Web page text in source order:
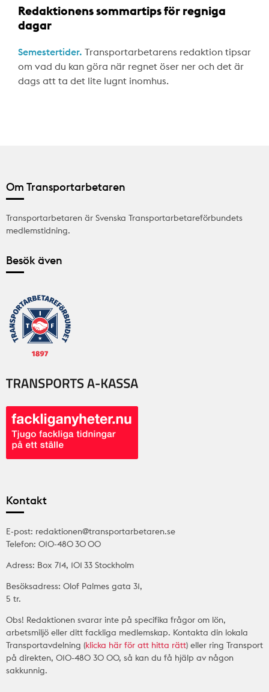
Redaktionens sommartips för regniga
dagar
Semestertider. Transportarbetarens redaktion tipsar
om vad du kan göra när regnet öser ner och det är
dags att ta det lite lugnt inomhus.
Om Transportarbetaren
Transportarbetaren är Svenska Transportarbetareförbundets
medlemstidning.
Besök även
Kontakt
E-post: redaktionen@transportarbetaren.se
Telefon: 010-480 30 00
Adress: Box 714, 101 33 Stockholm
Besöksadress: Olof Palmes gata 31,
5 tr.
Obs! Redaktionen svarar inte på specifika frågor om lön,
arbetsmiljö eller ditt fackliga medlemskap. Kontakta din lokala
Transportavdelning (klicka här för att hitta rätt) eller ring Transport
på direkten, 010-480 30 00, så kan du få hjälp av någon
sakkunnig.